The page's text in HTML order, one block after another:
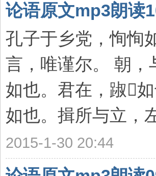
论语原文mp3朗读
孔子于乡党，恂恂
言，唯谨尔。 朝，
如也。君在，踧
如也。揖所与立，
2015-1-30 20:44